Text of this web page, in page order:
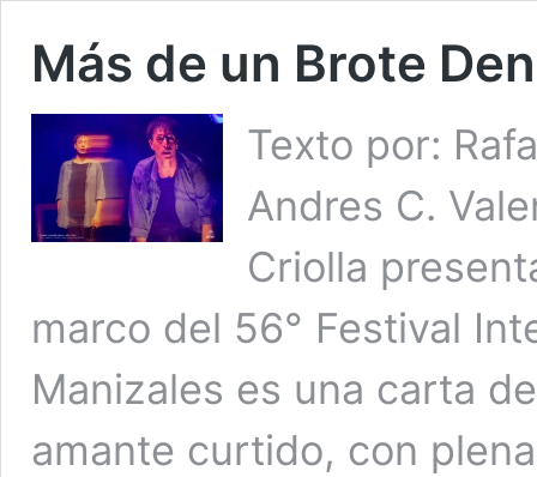
Más de un Brote
Texto por:
Andres C.
Criolla
marco del 56° Festival
Manizales es una carta
amante curtido, con